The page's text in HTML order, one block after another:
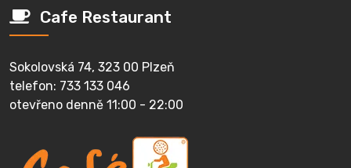
Cafe Restaurant
Sokolovská 74, 323 00 Plzeň
telefon: 733 133 046
otevřeno denně 11:00 - 22:00